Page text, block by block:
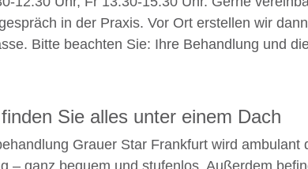
in der Praxis. Vor Ort erstellen wir
Bitte beachten Sie: Ihre Behandlung und
Sie alles unter einem Dach
Grauer Star Frankfurt wird
– ganz bequem und stufenlos. Außerdem